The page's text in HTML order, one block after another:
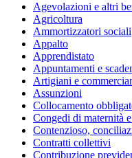
Agevolazioni e altri
Agricoltura
Ammortizzatori sociali
Appalto
Apprendistato
Appuntamenti e
Artigiani e
Assunzioni
Collocamento
Congedi di maternità
Contenzioso,
Contratti collettivi
Contribuzione